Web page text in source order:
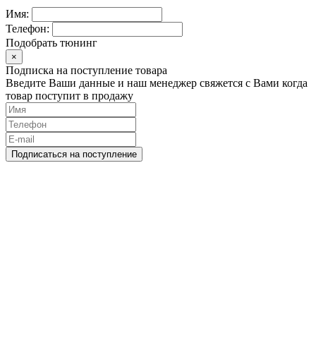
Имя:
Телефон:
Подобрать тюнинг
×
Подписка на поступление товара
Введите Ваши данные и наш менеджер свяжется с Вами когда
товар поступит в продажу